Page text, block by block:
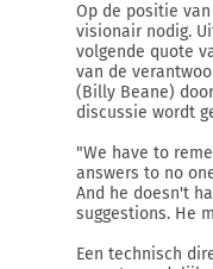
Op de positie
visionair nodig.
volgende quote
van de
(Billy Beane)
discussie wordt
"We have to
answers to no
And he doesn't
suggestions. He
Een technisch